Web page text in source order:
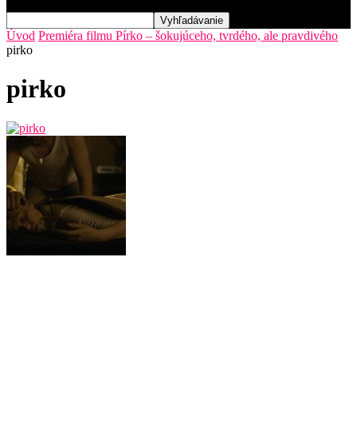
Úvod Premiéra filmu Pírko – šokujúceho, tvrdého, ale pravdivého
pirko
pirko